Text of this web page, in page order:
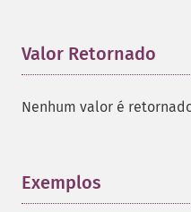
Valor Retornado
Nenhum valor é
Exemplos